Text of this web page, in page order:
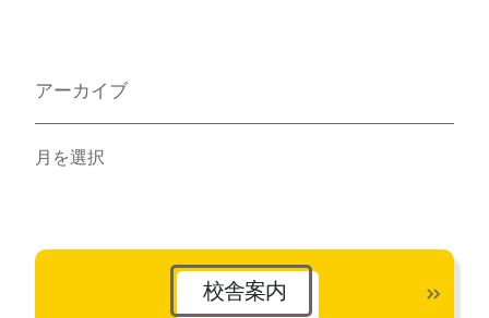
アーカイブ
ア
ブ
校舎案内